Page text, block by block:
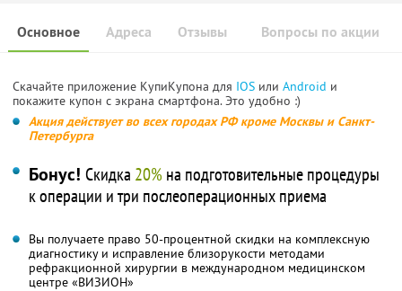
Основное Отзывы Вопросы по акции
Адреса
Скачайте приложение КупиКупона для IOS или Android и
покажите купон с экрана смартфона. Это удобно :)
Акция действует во всех городах РФ кроме Москвы и Санкт-
Петербурга
Бонус! Скидка 20% на подготовительные процедуры
к операции и три послеоперационных приема
Вы получаете право 50-процентной скидки на комплексную
диагностику и исправление близорукости методами
рефракционной хирургии в международном медицинском
центре «ВИЗИОН»